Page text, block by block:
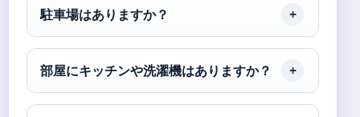
駐車場はありますか？
部屋にキッチンや洗濯機はありますか？